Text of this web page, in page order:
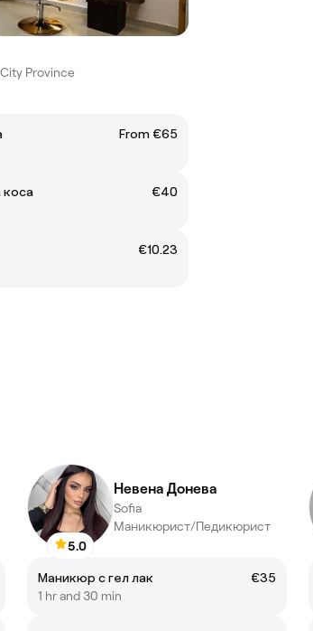
Province
From €65
коса
€40
€10.23
5.0
Невена Донева
Sofia
Маникюрист/Педикюрист
Маникюр с гел лак
€35
1 hr and 30 min